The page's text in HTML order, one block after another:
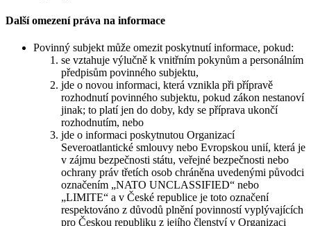
Další omezení práva na informace
Povinný subjekt může omezit poskytnutí informace, pokud:
se vztahuje výlučně k vnitřním pokynům a personálním
předpisům povinného subjektu,
jde o novou informaci, která vznikla při přípravě
rozhodnutí povinného subjektu, pokud zákon nestanoví
jinak; to platí jen do doby, kdy se příprava ukončí
rozhodnutím, nebo
jde o informaci poskytnutou Organizací
Severoatlantické smlouvy nebo Evropskou unií, která je
v zájmu bezpečnosti státu, veřejné bezpečnosti nebo
ochrany práv třetích osob chráněna uvedenými původci
označením „NATO UNCLASSIFIED“ nebo
„LIMITE“ a v České republice je toto označení
respektováno z důvodů plnění povinností vyplývajících
pro Českou republiku z jejího členství v Organizaci